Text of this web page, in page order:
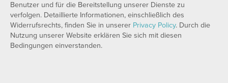
Benutzer und für die Bereitstellung unserer Dienste zu
verfolgen. Detaillierte Informationen, einschließlich des
Widerrufsrechts, finden Sie in unserer Privacy Policy. Durch die
Nutzung unserer Website erklären Sie sich mit diesen
Bedingungen einverstanden.